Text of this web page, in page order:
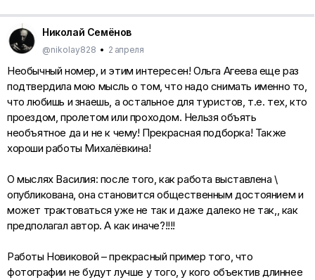
Николай Семёнов
@nikolay828 • 2 апреля
Необычный номер, и этим интересен! Ольга Агеева еще раз
подтвердила мою мысль о том, что надо снимать именно то,
что любишь и знаешь, а остальное для туристов, т.е. тех, кто
проездом, пролетом или проходом. Нельзя объять
необъятное да и не к чему! Прекрасная подборка! Также
хороши работы Михалёвкина!
О мыслях Василия: после того, как работа выставлена \
опубликована, она становится общественным достоянием и
может трактоваться уже не так и даже далеко не так,, как
предполагал автор. А как иначе?!!!!
Работы Новиковой – прекрасный пример того, что
фотографии не будут лучше у того, у кого объектив длиннее